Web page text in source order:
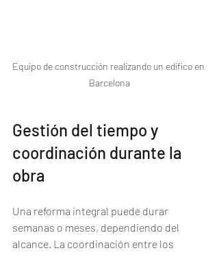
Equipo de construcción realizando un edifico en
Barcelona
Gestión del tiempo y
coordinación durante la
obra
Una reforma integral puede durar
semanas o meses, dependiendo del
alcance. La coordinación entre los